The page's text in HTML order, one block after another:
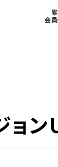
会
ン